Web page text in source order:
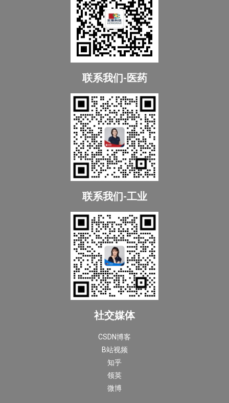
联系我们-医药
联系我们-工业
社交媒体
CSDN博客
B站视频
知乎
领英
微博